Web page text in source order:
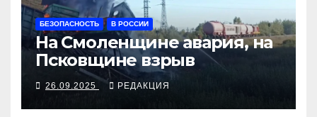
БЕЗОПАСНОСТЬ В РОССИИ
На Смоленщине авария, на
Псковщине взрыв
26.09.2025 РЕДАКЦИЯ